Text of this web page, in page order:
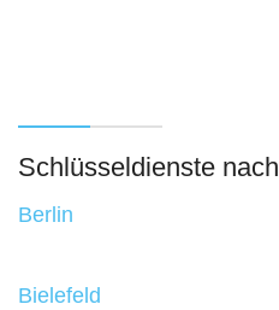
Schlüsseldienste
Berlin
Bielefeld